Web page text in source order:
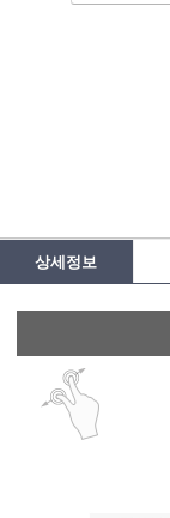
상세정보